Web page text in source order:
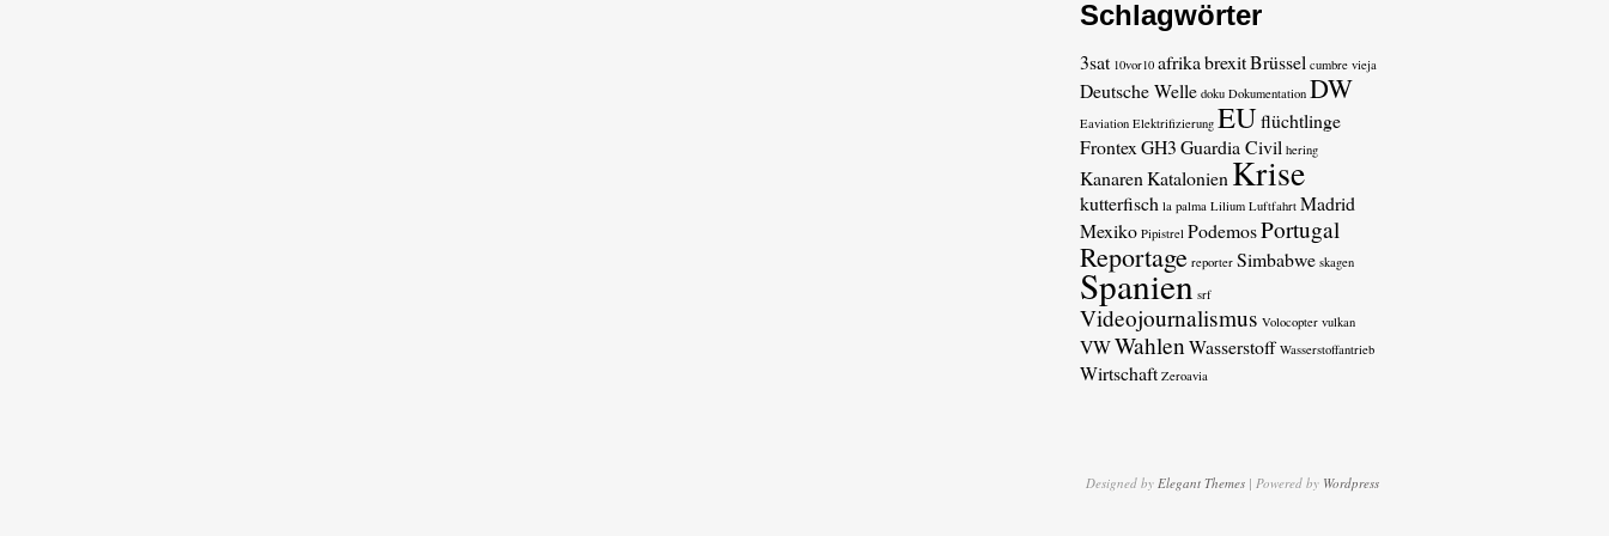
Schlagwörter
3sat 10vor10 afrikabrexitBrüssel cumbre vieja
Deutsche Welle doku Dokumentation DW
Eaviation Elektrifizierung EUflüchtlinge
FrontexGH3Guardia Civil hering
KanarenKatalonien Krise
kutterfisch la palma Lilium Luftfahrt Madrid
Mexiko Pipistrel PodemosPortugal
Reportage reporter Simbabwe skagen
Spanien srf
Videojournalismus Volocopter vulkan
VWWahlenWasserstoff Wasserstoffantrieb
Wirtschaft Zeroavia
Designed by Elegant Themes | Powered by Wordpress